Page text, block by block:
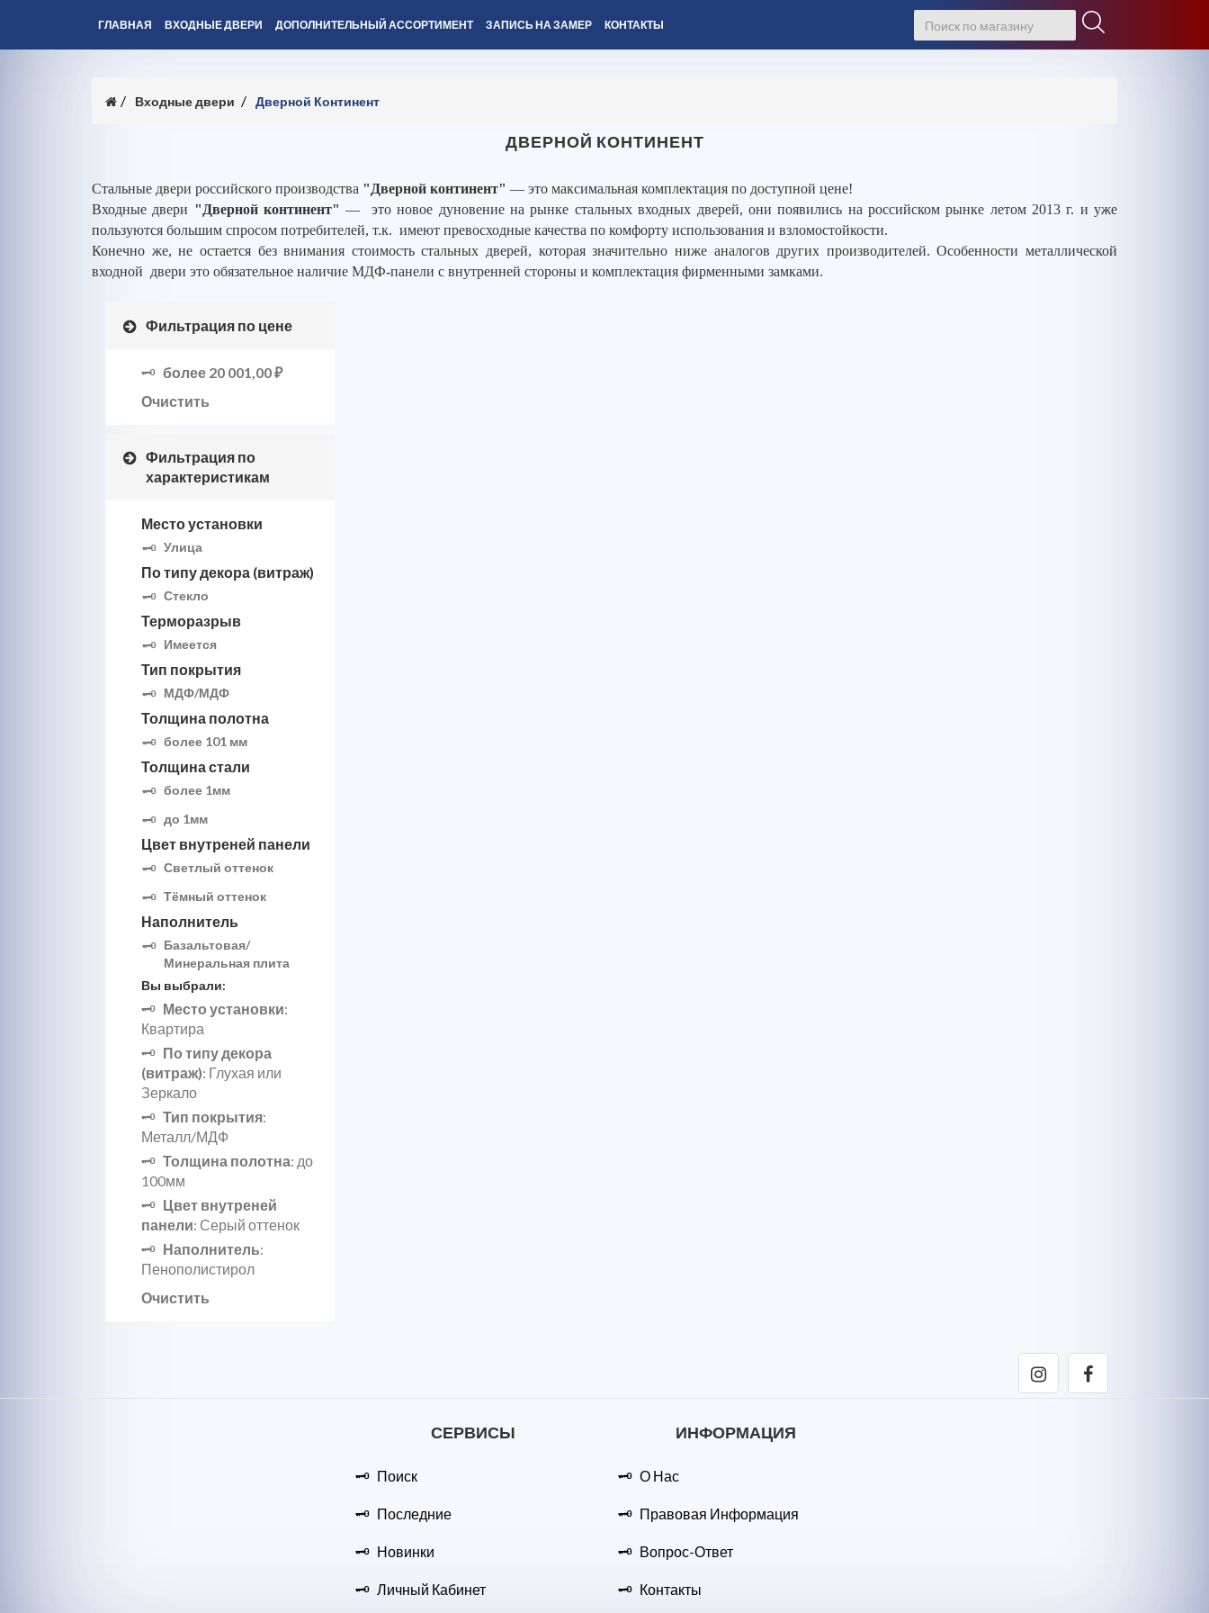
ГЛАВНАЯ ВХОДНЫЕ ДВЕРИ ДОПОЛНИТЕЛЬНЫЙ АССОРТИМЕНТ ЗАПИСЬ НА ЗАМЕР КОНТАКТЫ
Входные двери Дверной Континент
ДВЕРНОЙ КОНТИНЕНТ
Стальные двери российского производства "Дверной континент" — это максимальная комплектация по доступной цене!
Входные двери "Дверной континент" — это новое дуновение на рынке стальных входных дверей, они появились на российском рынке летом 2013 г. и уже
пользуются большим спросом потребителей, т.к. имеют превосходные качества по комфорту использования и взломостойкости.
Конечно же, не остается без внимания стоимость стальных дверей, которая значительно ниже аналогов других производителей. Особенности металлической
входной двери это обязательное наличие МДФ-панели с внутренней стороны и комплектация фирменными замками.
Фильтрация по цене
более 20 001,00 ₽
Очистить
Фильтрация по
характеристикам
Место установки
Улица
По типу декора (витраж)
Стекло
Терморазрыв
Имеется
Тип покрытия
МДФ/МДФ
Толщина полотна
более 101 мм
Толщина стали
более 1мм
до 1мм
Цвет внутреней панели
Светлый оттенок
Тёмный оттенок
Наполнитель
Базальтовая/
Минеральная плита
Вы выбрали:
Место установки:
Квартира
По типу декора
(витраж): Глухая или
Зеркало
Тип покрытия:
Металл/МДФ
Толщина полотна: до
100мм
Цвет внутреней
панели: Серый оттенок
Наполнитель:
Пенополистирол
Очистить
СЕРВИСЫ
Поиск
Последние
Новинки
Личный Кабинет
ИНФОРМАЦИЯ
О Нас
Правовая Информация
Вопрос-Ответ
Контакты